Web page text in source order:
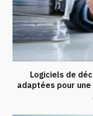
Logiciels de
adaptées pour